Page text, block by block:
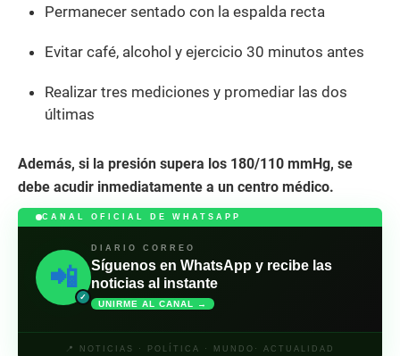
Permanecer sentado con la espalda recta
Evitar café, alcohol y ejercicio 30 minutos antes
Realizar tres mediciones y promediar las dos
últimas
Además, si la presión supera los 180/110 mmHg, se
debe acudir inmediatamente a un centro médico.
CANAL OFICIAL DE WHATSAPP
📲
✓
DIARIO CORREO
Síguenos en WhatsApp y recibe las
noticias al instante
UNIRME AL CANAL →
📍 NOTICIAS · POLÍTICA · MUNDO· ACTUALIDAD